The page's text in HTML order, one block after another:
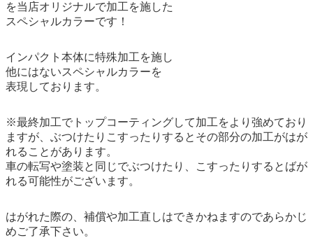
を当店オリジナルで加工を施した
スペシャルカラーです！
インパクト本体に特殊加工を施し
他にはないスペシャルカラーを
表現しております。
※最終加工でトップコーティングして加工をより強めており
ますが、ぶつけたりこすったりするとその部分の加工がはが
れることがあります。
車の転写や塗装と同じでぶつけたり、こすったりするとばが
れる可能性がございます。
はがれた際の、補償や加工直しはできかねますのであらかじ
めご了承下さい。